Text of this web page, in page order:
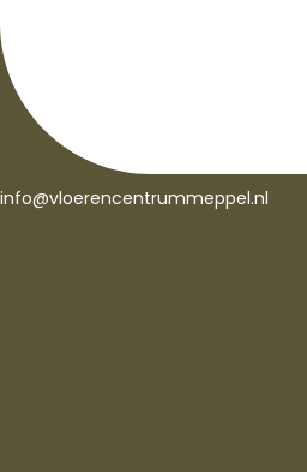
info@vloerencentrummeppel.nl